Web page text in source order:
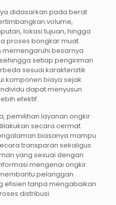
didasarkan pada berat
volume,
lokasi tujuan, hingga
proses bongkar muat.
memengaruhi besarnya
setiap pengiriman
sesuai karakteristik
komponen biaya sejak
dapat menyusun
efektif.
pemilihan layanan ongkir
secara cermat.
biasanya mampu
transparan sekaligus
yang sesuai dengan
mengenai ongkir
pelanggan
efisien tanpa mengabaikan
distribusi.